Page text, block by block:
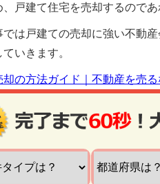
、戸建て住宅を売却するので
では戸建ての売却に強い不動
いきます。
却の方法ガイド｜不動産を売る